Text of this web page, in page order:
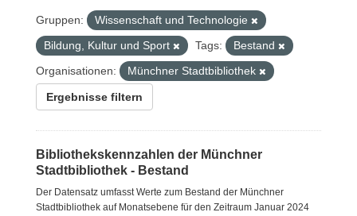
Gruppen:
Wissenschaft und Technologie
Bildung, Kultur und Sport
Tags:
Bestand
Organisationen:
Münchner Stadtbibliothek
Ergebnisse filtern
Bibliothekskennzahlen der Münchner
Stadtbibliothek - Bestand
Der Datensatz umfasst Werte zum Bestand der Münchner
Stadtbibliothek auf Monatsebene für den Zeitraum Januar 2024